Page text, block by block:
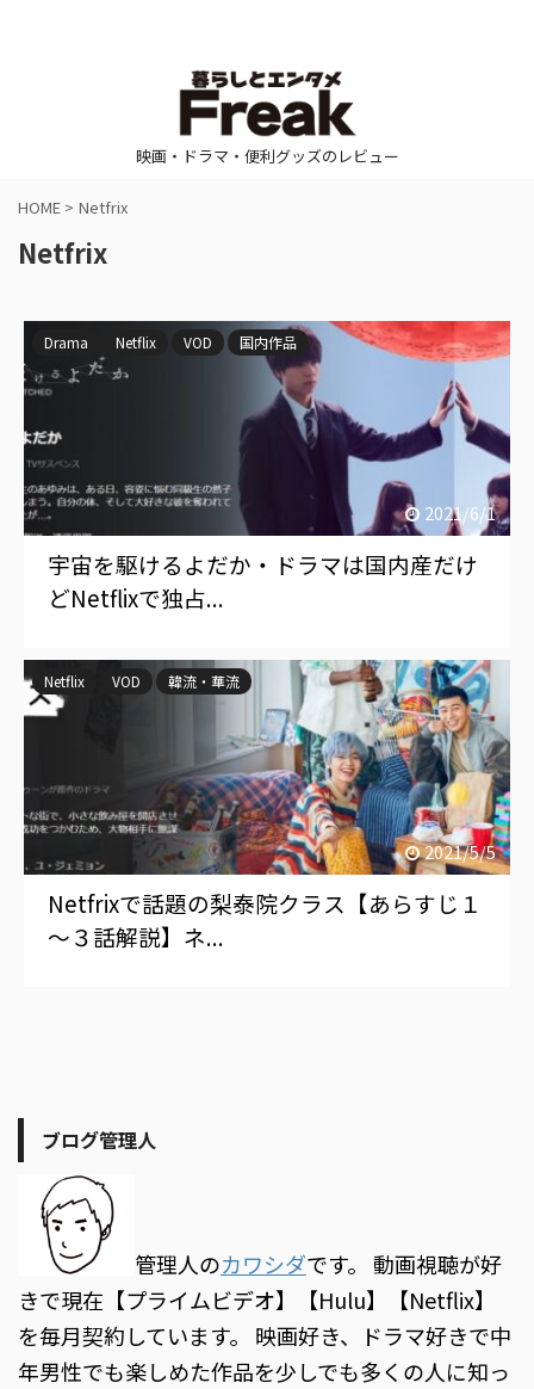
映画・ドラマ・便利グッズのレビュー
HOME > Netfrix
Netfrix
2021/6/1
Drama Netflix VOD 国内作品
宇宙を駆けるよだか・ドラマは国内産だけ
どNetflixで独占...
2021/5/5
Netflix VOD 韓流・華流
Netfrixで話題の梨泰院クラス【あらすじ１
～３話解説】ネ...
ブログ管理人
管理人のカワシダです。 動画視聴が好
きで現在【プライムビデオ】【Hulu】【Netflix】
を毎月契約しています。 映画好き、ドラマ好きで中
年男性でも楽しめた作品を少しでも多くの人に知っ